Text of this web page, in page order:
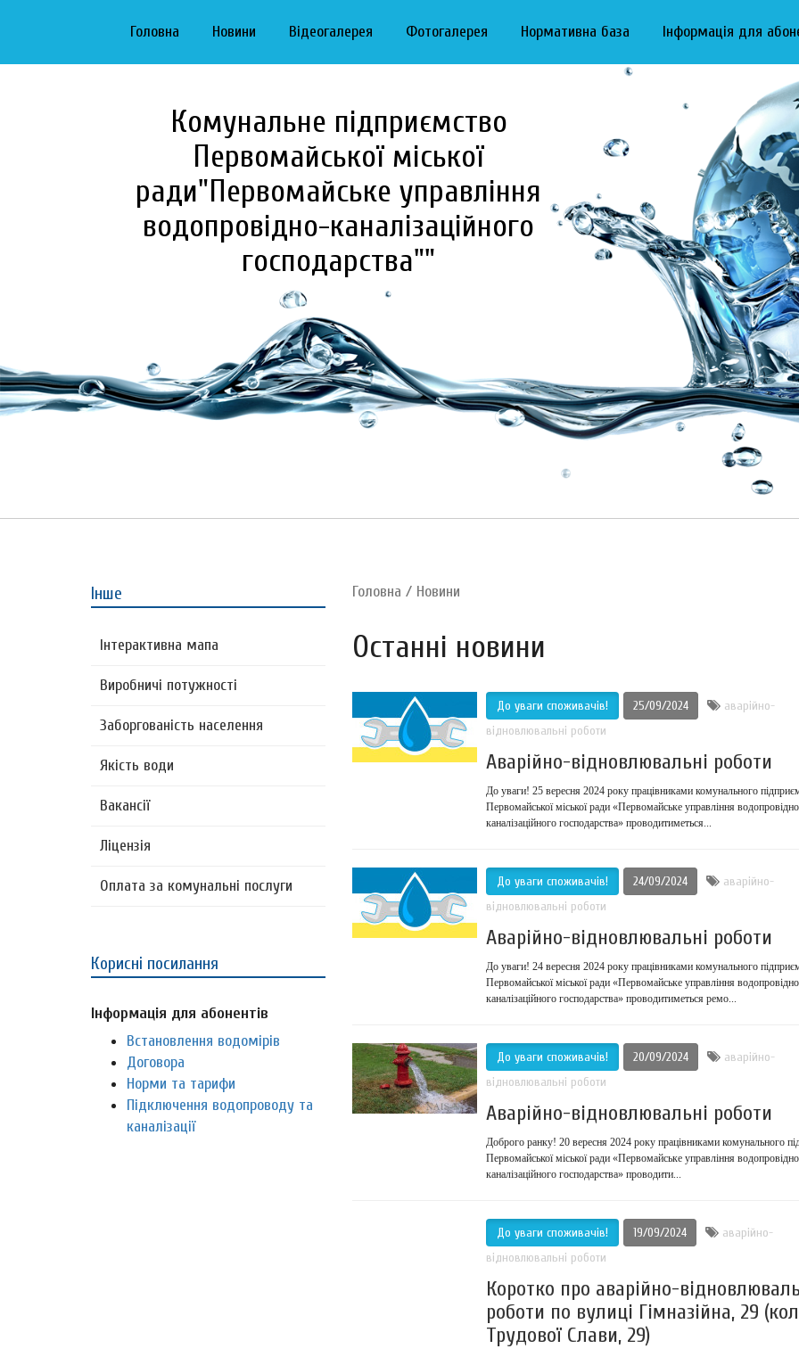
Головна Новини Відеогалерея Фотогалерея Нормативна база Інформація для
Комунальне підприємство
Первомайської міської
ради"Первомайське управління
водопровідно-каналізаційного
господарства""
Інше
Інтерактивна мапа
Виробничі потужності
Заборгованість населення
Якість води
Вакансії
Ліцензія
Оплата за комунальні послуги
Корисні посилання
Інформація для абонентів
Встановлення водомірів
Договора
Норми та тарифи
Підключення водопроводу та
каналізації
Головна / Новини
Останні новини
До уваги споживачів! 25/09/2024
аварійно-
відновлювальні роботи
Аварійно-відновлювальні роботи
До уваги! 25 вересня 2024 року працівниками комунального
Первомайської міської ради «Первомайське управління
каналізаційного господарства» проводитиметься...
До уваги споживачів! 24/09/2024
аварійно-
відновлювальні роботи
Аварійно-відновлювальні роботи
До уваги! 24 вересня 2024 року працівниками комунального
Первомайської міської ради «Первомайське управління
каналізаційного господарства» проводитиметься ремо...
До уваги споживачів! 20/09/2024
аварійно-
відновлювальні роботи
Аварійно-відновлювальні роботи
Доброго ранку! 20 вересня 2024 року працівниками комунального
Первомайської міської ради «Первомайське управління
каналізаційного господарства» проводити...
До уваги споживачів! 19/09/2024
аварійно-
відновлювальні роботи
Коротко про аварійно-
роботи по вулиці Гімназійна, 29
Трудової Слави, 29)